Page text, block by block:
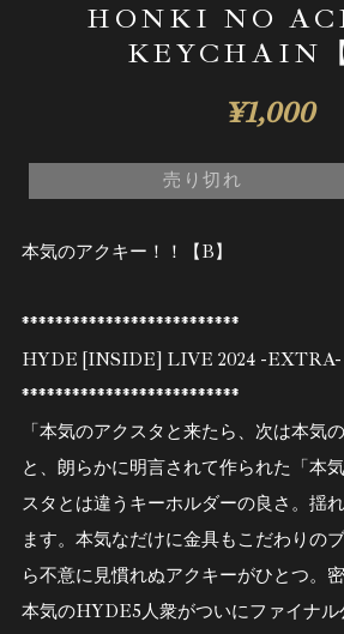
HONKI NO
KEYCHAIN【
¥1,000
売り切れ
本気のアクキー！！【B】
**************************
HYDE [INSIDE] LIVE 2024 -EXTRA-
**************************
「本気のアクスタと来たら、次は本気
と、朗らかに明言されて作られた「本
スタとは違うキーホルダーの良さ。揺
ます。本気なだけに金具もこだわりの
ら不意に見慣れぬアクキーがひとつ。
本気のHYDE5人衆がついにファイナル